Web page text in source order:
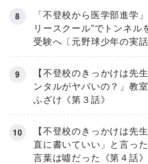
「不登校から医学部進学
リースクール”でトンネル
受験へ〔元野球少年の実話
【不登校のきっかけは先
ンタルがヤバいの？」教
ふざけ《第３話》
【不登校のきっかけは先
直に書いていい」と言っ
言葉は噓だった《第４話》